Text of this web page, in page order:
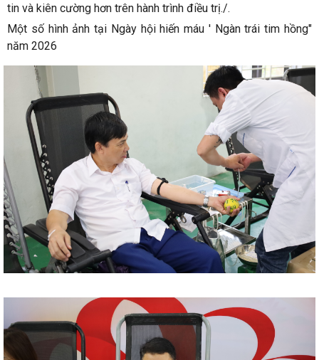
tin và kiên cường hơn trên hành trình điều trị./.
Một số hình ảnh tại Ngày hội hiến máu ' Ngàn trái tim hồng"
năm 2026